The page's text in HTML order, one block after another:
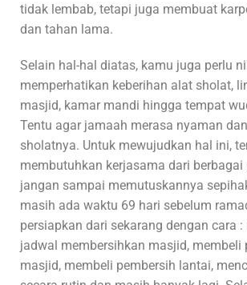
tidak lembab, tetapi juga membuat
dan tahan lama.
Selain hal-hal diatas, kamu juga perlu
memperhatikan keberihan alat sholat,
masjid, kamar mandi hingga tempat
Tentu agar jamaah merasa nyaman
sholatnya. Untuk mewujudkan hal ini,
membutuhkan kerjasama dari berbagai
jangan sampai memutuskannya
masih ada waktu 69 hari sebelum
persiapkan dari sekarang dengan cara
jadwal membersihkan masjid, membeli
masjid, membeli pembersih lantai,